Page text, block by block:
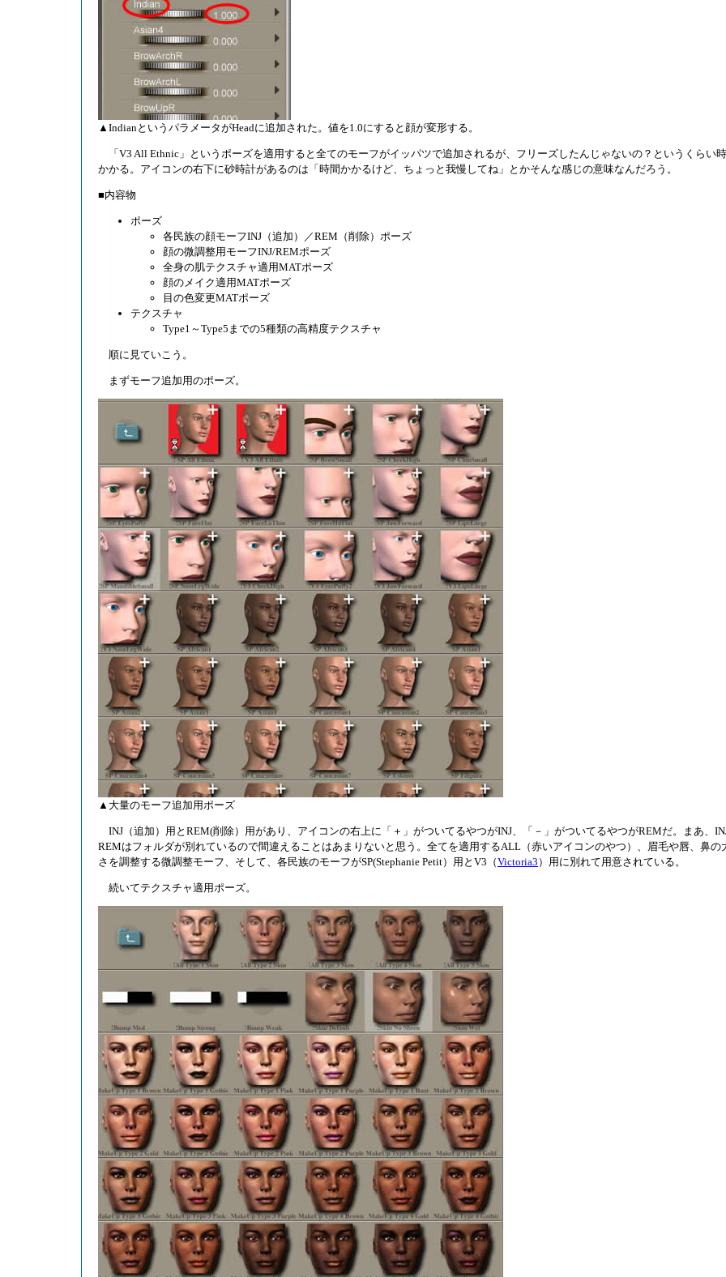
▲IndianというパラメータがHeadに追加された。値を1.0にすると顔が変形する。
「V3 All Ethnic」というポーズを適用すると全てのモーフがイッパツで追加されるが、フリーズしたんじゃないの？というくらい
かかる。アイコンの右下に砂時計があるのは「時間かかるけど、ちょっと我慢してね」とかそんな感じの意味なんだろう。
■内容物
ポーズ
各民族の顔モーフINJ（追加）／REM（削除）ポーズ
顔の微調整用モーフINJ/REMポーズ
全身の肌テクスチャ適用MATポーズ
顔のメイク適用MATポーズ
目の色変更MATポーズ
テクスチャ
Type1～Type5までの5種類の高精度テクスチャ
順に見ていこう。
まずモーフ追加用のポーズ。
▲大量のモーフ追加用ポーズ
INJ（追加）用とREM(削除）用があり、アイコンの右上に「＋」がついてるやつがINJ、「－」がついてるやつがREMだ。まあ、
REMはフォルダが別れているので間違えることはあまりないと思う。全てを適用するALL（赤いアイコンのやつ）、眉毛や唇、鼻の
さを調整する微調整モーフ、そして、各民族のモーフがSP(Stephanie Petit）用とV3（Victoria3 ）用に別れて用意されている。
続いてテクスチャ適用ポーズ。